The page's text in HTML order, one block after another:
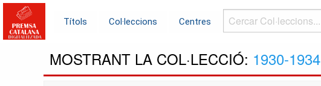
Títols Col·leccions Centres
Cercar
Col·leccions...
MOSTRANT LA COL·LECCIÓ: 1930-1934